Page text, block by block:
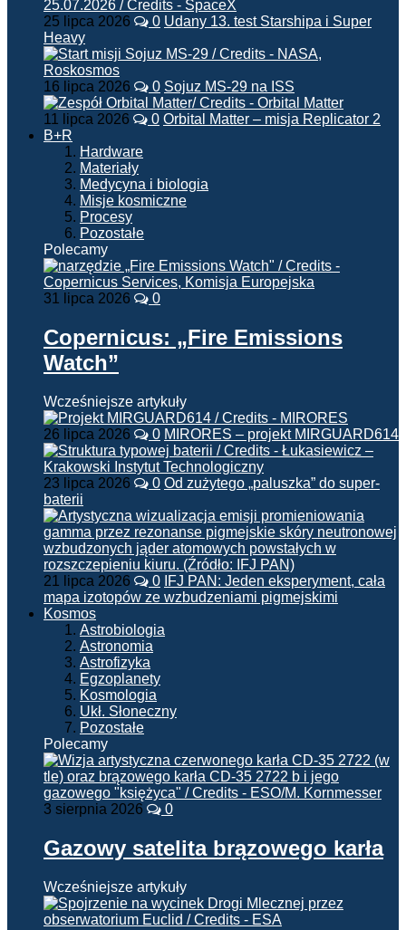
25 lipca 2026 0 Udany 13. test Starshipa i Super
Heavy
16 lipca 2026 0 Sojuz MS-29 na ISS
11 lipca 2026 0 Orbital Matter – misja Replicator 2
B+R
Hardware
Materiały
Medycyna i biologia
Misje kosmiczne
Procesy
Pozostałe
Polecamy
31 lipca 2026 0
Copernicus: „Fire Emissions
Watch”
Wcześniejsze artykuły
26 lipca 2026 0 MIRORES – projekt MIRGUARD614
23 lipca 2026 0 Od zużytego „paluszka” do super-
baterii
21 lipca 2026 0 IFJ PAN: Jeden eksperyment, cała
mapa izotopów ze wzbudzeniami pigmejskimi
Kosmos
Astrobiologia
Astronomia
Astrofizyka
Egzoplanety
Kosmologia
Ukł. Słoneczny
Pozostałe
Polecamy
3 sierpnia 2026 0
Gazowy satelita brązowego karła
Wcześniejsze artykuły